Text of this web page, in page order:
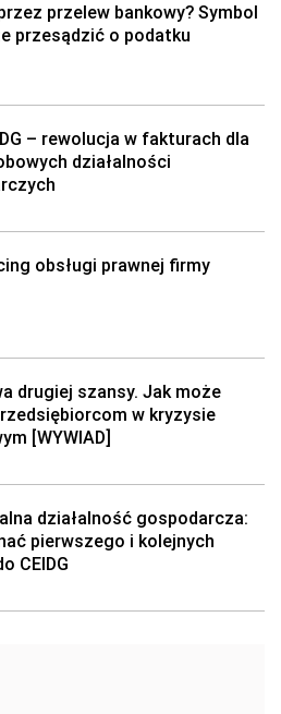
przelew bankowy? Symbol
przesądzić o podatku
– rewolucja w fakturach dla
działalności
obsługi prawnej firmy
drugiej szansy. Jak może
w kryzysie
[WYWIAD]
działalność gospodarcza:
pierwszego i kolejnych
CEIDG